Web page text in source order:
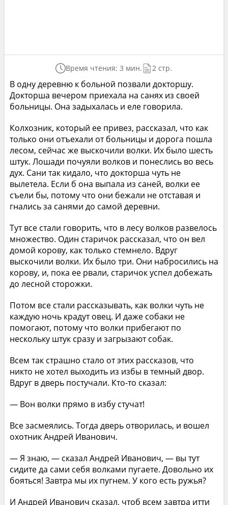
Время чтения: 3 мин. 2 стр.
В одну деревню к больной позвали докторшу.
Докторша вечером приехала на санях из своей
больницы. Она задыхалась и еле говорила.
Колхозник, который ее привез, рассказал, что как
только они отъехали от больницы и дорога пошла
лесом, сейчас же выскочили волки. Их было шесть
штук. Лошади почуяли волков и понеслись во весь
дух. Сани так кидало, что докторша чуть не
вылетела. Если б она выпала из саней, волки ее
съели бы, потому что они бежали не отставая и
гнались за санями до самой деревни.
Тут все стали говорить, что в лесу волков развелось
множество. Один старичок рассказал, что он вел
домой корову, как только стемнело. Вдруг
выскочили волки. Их было три. Они набросились на
корову, и, пока ее рвали, старичок успел добежать
до лесной сторожки.
Потом все стали рассказывать, как волки чуть не
каждую ночь крадут овец. И даже собаки не
помогают, потому что волки прибегают по
нескольку штук сразу и загрызают собак.
Всем так страшно стало от этих рассказов, что
никто не хотел выходить из избы в темный двор.
Вдруг в дверь постучали. Кто-то сказал:
— Вон волки прямо в избу стучат!
Все засмеялись. Тогда дверь отворилась, и вошел
охотник Андрей Иванович.
— Я знаю, — сказал Андрей Иванович, — вы тут
сидите да сами себя волками пугаете. Довольно их
бояться! Завтра мы их пугнем. У кого есть ружья?
И Андрей Иванович сказал, чтоб всем завтра итти